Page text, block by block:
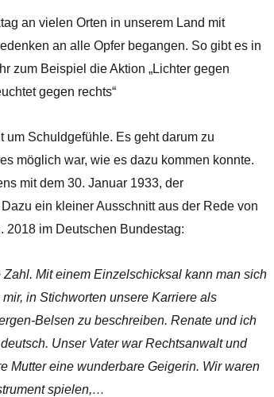
an vielen Orten in unserem Land mit
an alle Opfer begangen. So gibt es in
zum Beispiel die Aktion „Lichter gegen
gegen rechts“
um Schuldgefühle. Es geht darum zu
möglich war, wie es dazu kommen konnte.
mit dem 30. Januar 1933, der
ein kleiner Ausschnitt aus der Rede von
2018 im Deutschen Bundestag:
Mit einem Einzelschicksal kann man sich
in Stichworten unsere Karriere als
Belsen zu beschreiben. Renate und ich
Unser Vater war Rechtsanwalt und
Mutter eine wunderbare Geigerin. Wir waren
spielen,…